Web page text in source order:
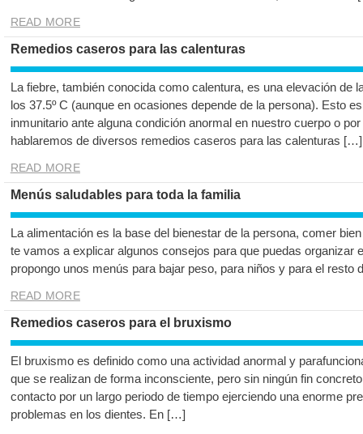
READ MORE
Remedios caseros para las calenturas
La fiebre, también conocida como calentura, es una elevación de
los 37.5º C (aunque en ocasiones depende de la persona). Esto
inmunitario ante alguna condición anormal en nuestro cuerpo o
hablaremos de diversos remedios caseros para las calenturas […]
READ MORE
Menús saludables para toda la familia
La alimentación es la base del bienestar de la persona, comer
te vamos a explicar algunos consejos para que puedas organizar
propongo unos menús para bajar peso, para niños y para el
READ MORE
Remedios caseros para el bruxismo
El bruxismo es definido como una actividad anormal y
que se realizan de forma inconsciente, pero sin ningún fin
contacto por un largo periodo de tiempo ejerciendo una enorme
problemas en los dientes. En […]